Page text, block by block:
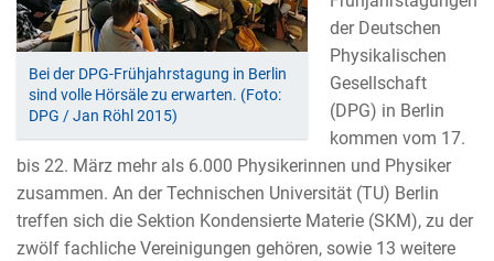
Bei der DPG-Frühjahrstagung in Berlin
sind volle Hörsäle zu erwarten. (Foto:
DPG / Jan Röhl 2015)
der Deutschen
Physikalischen
Gesellschaft
(DPG) in Berlin
kommen vom 17.
bis 22. März mehr als 6.000 Physikerinnen und Physiker
zusammen. An der Technischen Universität (TU) Berlin
treffen sich die Sektion Kondensierte Materie (SKM), zu der
zwölf fachliche Vereinigungen gehören, sowie 13 weitere